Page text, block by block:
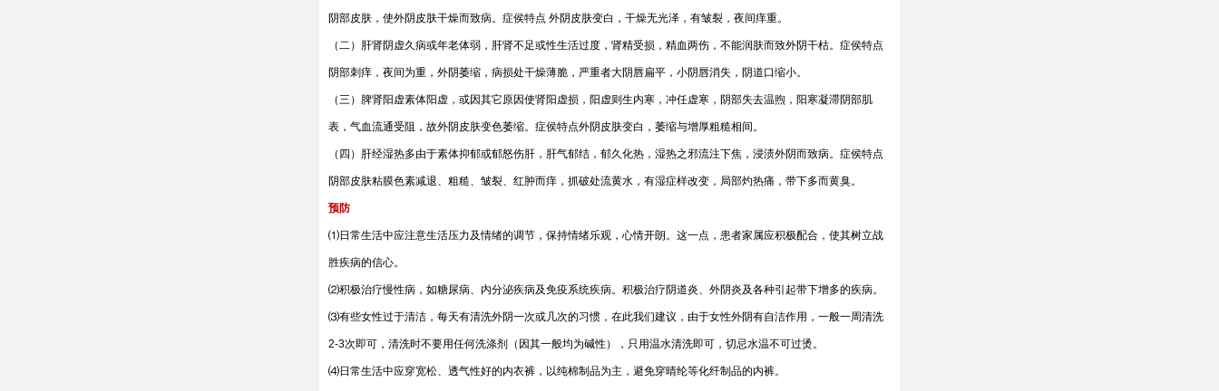
阴部皮肤，使外阴皮肤干燥而致病。症侯特点 外阴皮肤变白，干燥无光泽，有皱裂，夜间痒重。
（二）肝肾阴虚久病或年老体弱，肝肾不足或性生活过度，肾精受损，精血两伤，不能润肤而致外阴干枯。症侯特点
阴部刺痒，夜间为重，外阴萎缩，病损处干燥薄脆，严重者大阴唇扁平，小阴唇消失，阴道口缩小。
（三）脾肾阳虚素体阳虚，或因其它原因使肾阳虚损，阳虚则生内寒，冲任虚寒，阴部失去温煦，阳寒凝滞阴部肌
表，气血流通受阻，故外阴皮肤变色萎缩。症侯特点外阴皮肤变白，萎缩与增厚粗糙相间。
（四）肝经湿热多由于素体抑郁或郁怒伤肝，肝气郁结，郁久化热，湿热之邪流注下焦，浸渍外阴而致病。症侯特点
阴部皮肤粘膜色素减退、粗糙、皱裂、红肿而痒，抓破处流黄水，有湿症样改变，局部灼热痛，带下多而黄臭。
预防
⑴日常生活中应注意生活压力及情绪的调节，保持情绪乐观，心情开朗。这一点，患者家属应积极配合，使其树立战
胜疾病的信心。
⑵积极治疗慢性病，如糖尿病、内分泌疾病及免疫系统疾病。积极治疗阴道炎、外阴炎及各种引起带下增多的疾病。
⑶有些女性过于清洁，每天有清洗外阴一次或几次的习惯，在此我们建议，由于女性外阴有自洁作用，一般一周清洗
2-3次即可，清洗时不要用任何洗涤剂（因其一般均为碱性），只用温水清洗即可，切忌水温不可过烫。
⑷日常生活中应穿宽松、透气性好的内衣裤，以纯棉制品为主，避免穿晴纶等化纤制品的内裤。